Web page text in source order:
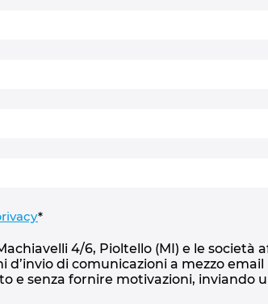
*
4/6, Pioltello (MI) e le società
d’invio di comunicazioni a mezzo
e senza fornire motivazioni, inviando